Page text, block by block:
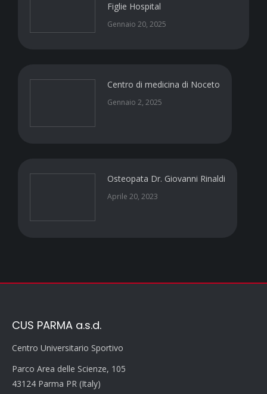
Figlie Hospital
Gennaio 20, 2025
Centro di medicina di Noceto
Gennaio 2, 2025
Osteopata Dr. Giovanni Rinaldi
Aprile 20, 2023
CUS PARMA a.s.d.
Centro Universitario Sportivo
Parco Area delle Scienze, 105
43124 Parma PR (Italy)